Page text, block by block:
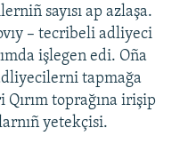
sayısı ap azlaşa.
– tecribeli adliyeci
işlegen edi. Oña
tapmağa
toprağına irişip
yetekçisi.